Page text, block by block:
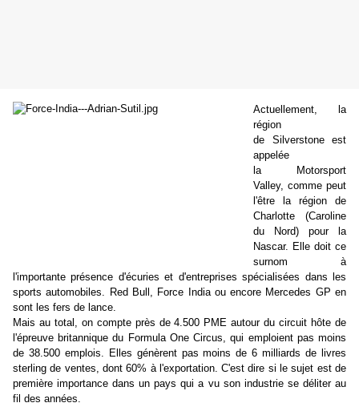
Actuellement, la
région
de Silverstone est
appelée
la Motorsport
Valley, comme peut
l'être la région de
Charlotte (Caroline
du Nord) pour la
Nascar. Elle doit ce
surnom à
l'importante présence d'écuries et d'entreprises spécialisées dans les
sports automobiles. Red Bull, Force India ou encore Mercedes GP en
sont les fers de lance.
Mais au total, on compte près de 4.500 PME autour du circuit hôte de
l'épreuve britannique du Formula One Circus, qui emploient pas moins
de 38.500 emplois. Elles génèrent pas moins de 6 milliards de livres
sterling de ventes, dont 60% à l'exportation. C'est dire si le sujet est de
première importance dans un pays qui a vu son industrie se déliter au
fil des années.